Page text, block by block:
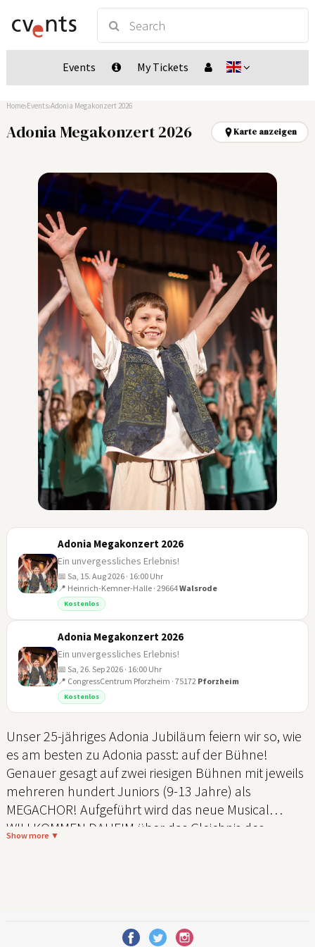
Events My Tickets
Home Events Adonia Megakonzert 2026
Adonia Megakonzert 2026 Karte anzeigen
Adonia Megakonzert 2026
Ein unvergessliches Erlebnis!
📅 Sa, 15. Aug 2026 · 16:00 Uhr
📍 Heinrich-Kemner-Halle · 29664Walsrode
Kostenlos
Adonia Megakonzert 2026
Ein unvergessliches Erlebnis!
📅 Sa, 26. Sep 2026 · 16:00 Uhr
📍 CongressCentrum Pforzheim · 75172 Pforzheim
Kostenlos
Unser 25-jähriges Adonia Jubiläum feiern wir so, wie
es am besten zu Adonia passt: auf der Bühne!
Genauer gesagt auf zwei riesigen Bühnen mit jeweils
mehreren hundert Juniors (9-13 Jahre) als
MEGACHOR! Aufgeführt wird das neue Musical
WILLKOMMEN DAHEIM über das Gleichnis des
Show more ▼